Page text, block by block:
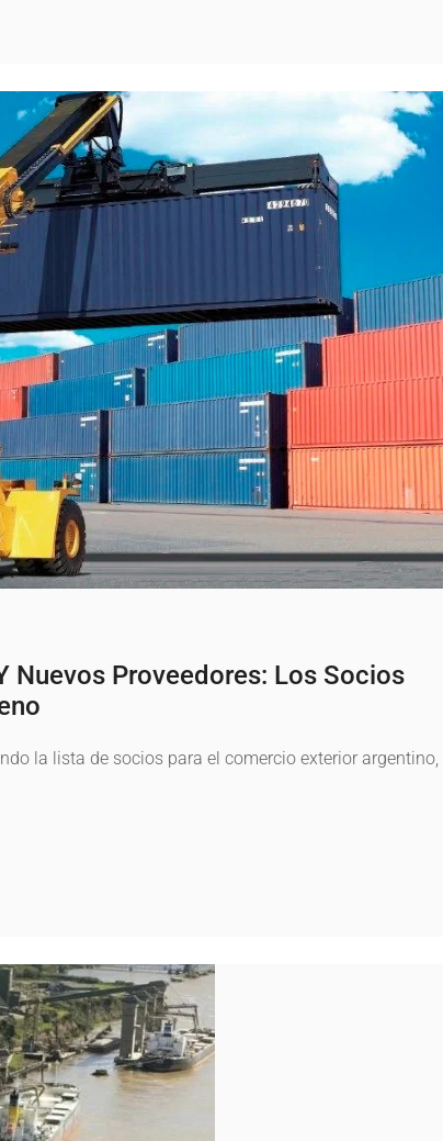
Nuevos Proveedores: Los Socios
la lista de socios para el comercio exterior argentino,